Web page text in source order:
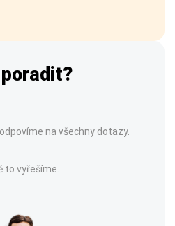
na všechny dotazy.
to vyřešíme.